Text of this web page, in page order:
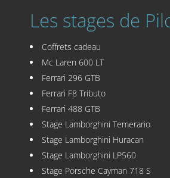
Les stages de
Coffrets cadeau
Mc Laren 600 LT
Ferrari 296 GTB
Ferrari F8 Tributo
Ferrari 488 GTB
Stage Lamborghini Temerario
Stage Lamborghini Huracan
Stage Lamborghini LP560
Stage Porsche Cayman 718 S